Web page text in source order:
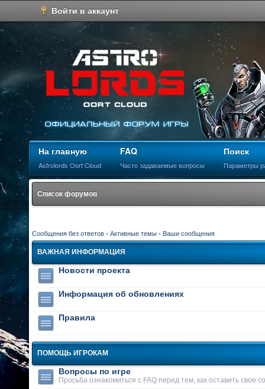
Войти в аккаунт
На главную
Astrolords Oort Cloud
FAQ
Часто задаваемые вопросы
Поиск
Параметры
Список форумов
Сообщения без ответов • Активные темы • Ваши сообщения
ВАЖНАЯ ИНФОРМАЦИЯ
Новости проекта
Информация об обновлениях
Правила
ПОМОЩЬ ИГРОКАМ
Вопросы по игре
Просьба ознакомиться с FAQ перед тем, как оставить свое